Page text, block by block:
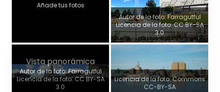
Añade tus fotos
Autor de la foto: Farragutful
Licencia de la foto: CC BY-SA
3.0
Vista panorámica
Autor de la foto: Farragutful
Licencia de la foto: CC BY-SA
3.0
Licencia de la foto: Commons
CC-BY-SA